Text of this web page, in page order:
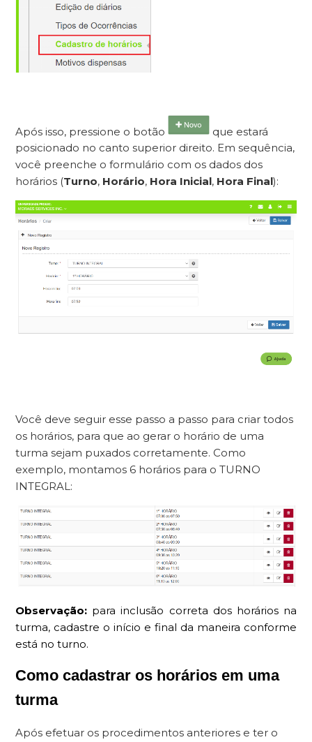
Após isso, pressione o botão
que estará
posicionado no canto superior direito. Em sequência,
você preenche o formulário com os dados dos
horários (Turno, Horário, Hora Inicial, Hora Final):
Você deve seguir esse passo a passo para criar todos
os horários, para que ao gerar o horário de uma
turma sejam puxados corretamente. Como
exemplo, montamos 6 horários para o TURNO
INTEGRAL:
Observação: para inclusão correta dos horários na
turma, cadastre o início e final da maneira conforme
está no turno.
Como cadastrar os horários em uma
turma
Após efetuar os procedimentos anteriores e ter o